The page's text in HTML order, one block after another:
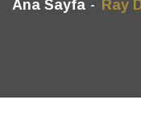
Ana Sayfa Ray